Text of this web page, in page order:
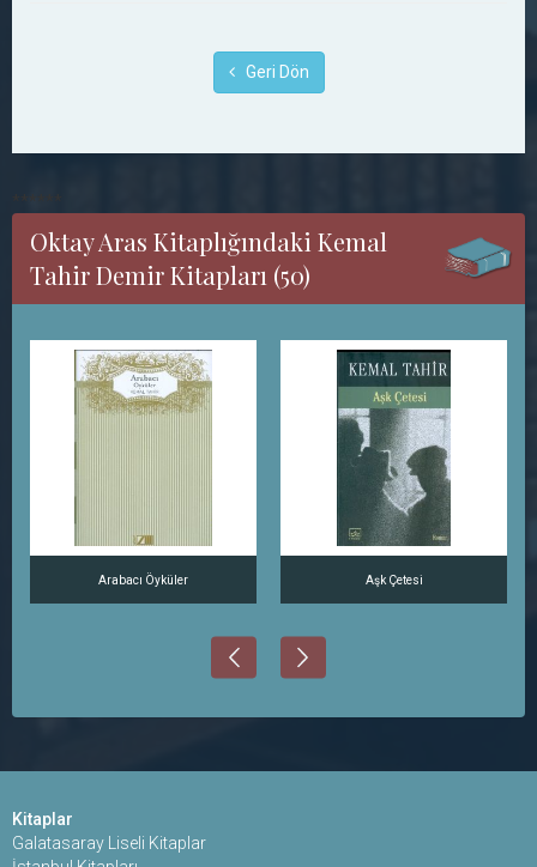
Geri Dön
Oktay Aras Kitaplığındaki Kemal
Tahir Demir Kitapları (50)
Arabacı Öyküler Aşk Çetesi
Kitaplar
Galatasaray Liseli Kitaplar